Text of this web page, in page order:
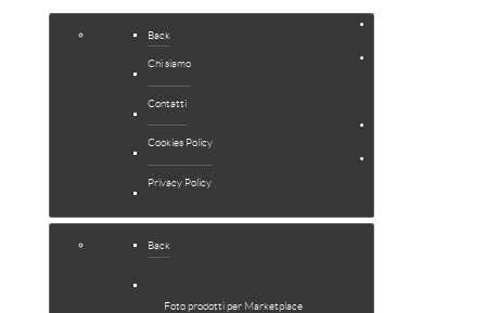
Back
Chi siamo
Contatti
Cookies Policy
Privacy Policy
Back
Foto prodotti per Marketplace